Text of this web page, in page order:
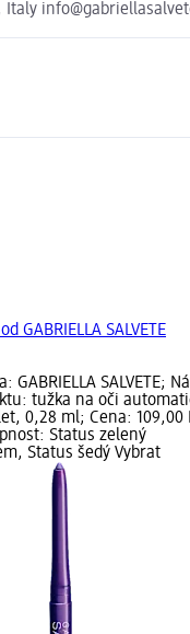
Italy
GABRIELLA SALVETE
GABRIELLA SALVETE;
tužka na oči
0,28 ml; Cena: 109,00
Status zelený
Status šedý Vybrat